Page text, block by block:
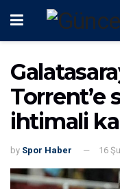
Torrent’e
ihtimali
by Spor Haber 16